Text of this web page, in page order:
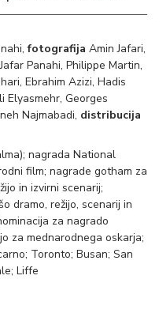
fotografija Amin Jafari,
Jafar Panahi, Philippe Martin,
Ebrahim Azizi, Hadis
Elyasmehr, Georges
Najmabadi, distribucija
nagrada National
film; nagrade gotham za
in izvirni scenarij;
dramo, režijo, scenarij in
za nagrado
za mednarodnega oskarja;
Toronto; Busan; San
Liffe